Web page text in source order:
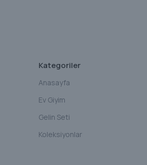
Kategoriler
Anasayfa
Ev Giyim
Gelin Seti
Koleksiyonlar